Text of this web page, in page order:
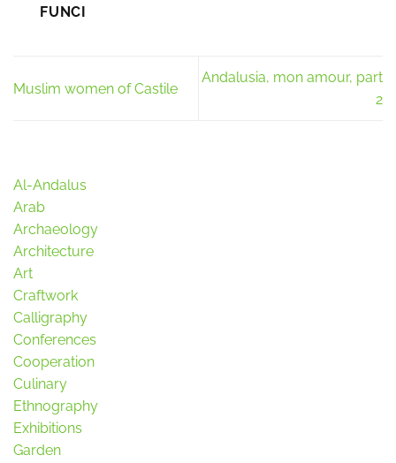
FUNCI
Muslim women of Castile
Andalusia, mon amour, part
2
Al-Andalus
Arab
Archaeology
Architecture
Art
Craftwork
Calligraphy
Conferences
Cooperation
Culinary
Ethnography
Exhibitions
Garden